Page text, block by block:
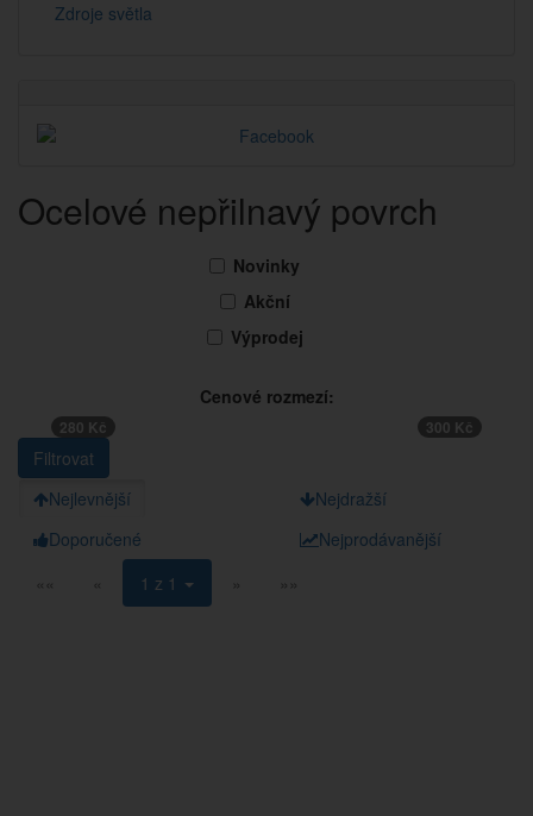
Zdroje světla
Ocelové nepřilnavý povrch
Novinky
Akční
Výprodej
Cenové rozmezí:
280 Kč 300 Kč
Nejlevnější
Nejdražší
Doporučené
Nejprodávanější
««
« 1 z 1 » »»